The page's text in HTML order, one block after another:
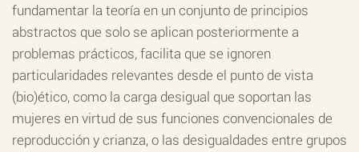
fundamentar la teoría en un conjunto de principios
abstractos que solo se aplican posteriormente a
problemas prácticos, facilita que se ignoren
particularidades relevantes desde el punto de vista
(bio)ético, como la carga desigual que soportan las
mujeres en virtud de sus funciones convencionales de
reproducción y crianza, o las desigualdades entre grupos